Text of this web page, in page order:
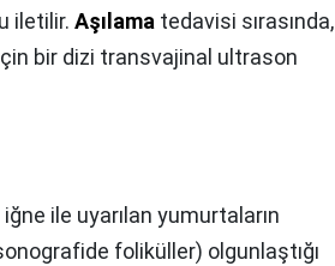
iletilir. Aşılama tedavisi sırasında,
bir dizi transvajinal ultrason
ile uyarılan yumurtaların
foliküller) olgunlaştığı